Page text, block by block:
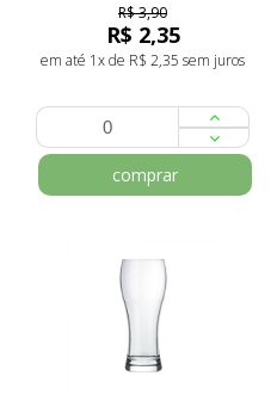
R$ 3,90
R$ 2,35
em até 1x de R$ 2,35 sem juros
comprar